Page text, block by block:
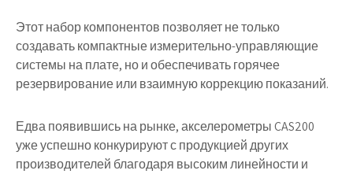
Этот набор компонентов позволяет не только
создавать компактные измерительно-управляющие
системы на плате, но и обеспечивать горячее
резервирование или взаимную коррекцию показаний.
Едва появившись на рынке, акселерометры CAS200
уже успешно конкурируют с продукцией других
производителей благодаря высоким линейности и